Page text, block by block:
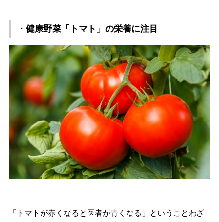
・健康野菜「トマト」の栄養に注目
「トマトが赤くなると医者が青くなる」ということわざ